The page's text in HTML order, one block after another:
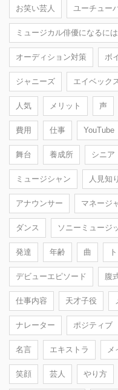
お笑い芸人 ユーチュー
ミュージカル俳優になるには
オーディション対策 ボ
ジャニーズ エイベック
人気 メリット 声
費用 仕事 YouTube
舞台 養成所 シニア
ミュージシャン 人見知り
アナウンサー マネージ
ダンス ソニーミュージ
発達 年齢 曲
デビューエピソード 腹
仕事内容 天才子役
ナレーター ポジティブ
名言 エキストラ メ
笑顔 芸人 やり方